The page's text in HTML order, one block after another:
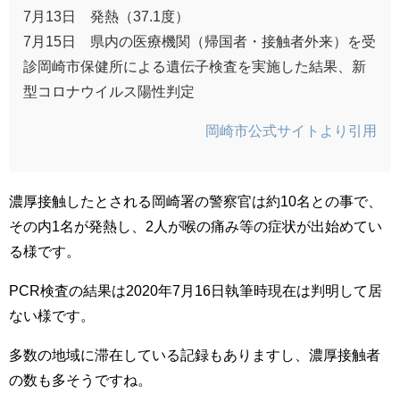
7月13日 発熱（37.1度）
7月15日 県内の医療機関（帰国者・接触者外来）を受
診岡崎市保健所による遺伝子検査を実施した結果、新
型コロナウイルス陽性判定
岡崎市公式サイトより引用
濃厚接触したとされる岡崎署の警察官は約10名との事で、
その内1名が発熱し、2人が喉の痛み等の症状が出始めてい
る様です。
PCR検査の結果は2020年7月16日執筆時現在は判明して居
ない様です。
多数の地域に滞在している記録もありますし、濃厚接触者
の数も多そうですね。